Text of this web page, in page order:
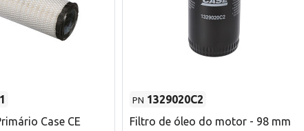
Case CE
PN 1329020C2
Filtro de óleo do motor - 98 mm